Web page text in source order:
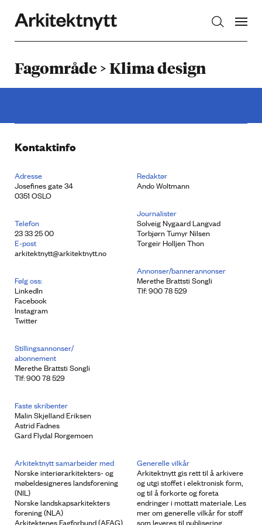
Fagområde > Klima design
Kontaktinfo
Adresse
Josefines gate 34
0351 OSLO
Telefon
23 33 25 00
E-post
arkitektnytt@arkitektnytt.no
Følg oss:
LinkedIn
Facebook
Instagram
Twitter
Redaktør
Ando Woltmann
Journalister
Solveig Nygaard Langvad
Torbjørn Tumyr Nilsen
Torgeir Holljen Thon
Annonser/bannerannonser
Merethe Brattsti Songli
Tlf: 900 78 529
Stillingsannonser/
abonnement
Merethe Brattsti Songli
Tlf: 900 78 529
Faste skribenter
Malin Skjelland Eriksen
Astrid Fadnes
Gard Flydal Rorgemoen
Arkitektnytt samarbeider med
Norske interiørarkitekters- og
møbeldesigneres landsforening
(NIL)
Norske landskapsarkitekters
forening (NLA)
Arkitektenes Fagforbund (AFAG)
Generelle vilkår
Arkitektnytt gis rett til å arkivere
og utgi stoffet i elektronisk form,
og til å forkorte og foreta
endringer i mottatt materiale. Les
mer om generelle vilkår for stoff
som leveres til publisering.